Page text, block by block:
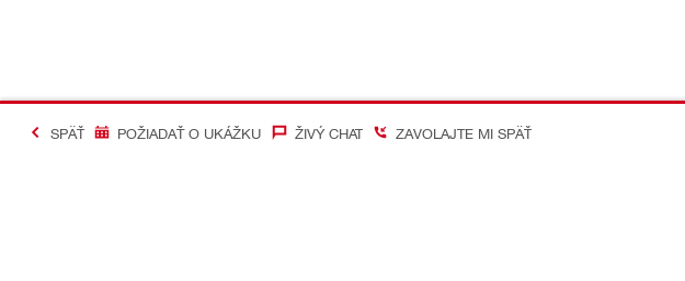
SPÄŤ POŽIADAŤ O UKÁŽKU ŽIVÝ CHAT ZAVOLAJTE MI SPÄŤ